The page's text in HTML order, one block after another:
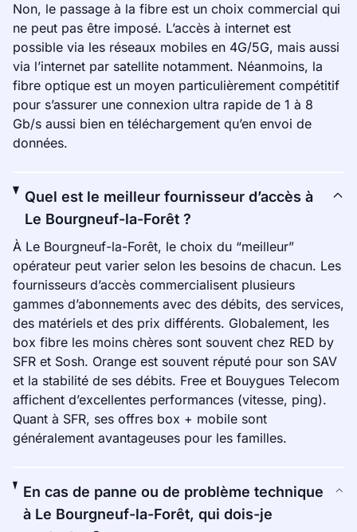
Non, le passage à la fibre est un choix commercial qui
ne peut pas être imposé. L’accès à internet est
possible via les réseaux mobiles en 4G/5G, mais aussi
via l’internet par satellite notamment. Néanmoins, la
fibre optique est un moyen particulièrement compétitif
pour s’assurer une connexion ultra rapide de 1 à 8
Gb/s aussi bien en téléchargement qu’en envoi de
données.
Quel est le meilleur fournisseur d’accès à
Le Bourgneuf-la-Forêt ?
À Le Bourgneuf-la-Forêt, le choix du “meilleur”
opérateur peut varier selon les besoins de chacun. Les
fournisseurs d’accès commercialisent plusieurs
gammes d’abonnements avec des débits, des services,
des matériels et des prix différents. Globalement, les
box fibre les moins chères sont souvent chez RED by
SFR et Sosh. Orange est souvent réputé pour son SAV
et la stabilité de ses débits. Free et Bouygues Telecom
affichent d’excellentes performances (vitesse, ping).
Quant à SFR, ses offres box + mobile sont
généralement avantageuses pour les familles.
En cas de panne ou de problème technique
à Le Bourgneuf-la-Forêt, qui dois-je